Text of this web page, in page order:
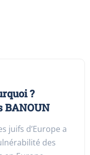
?
BANOUN
juifs d’Europe a
des